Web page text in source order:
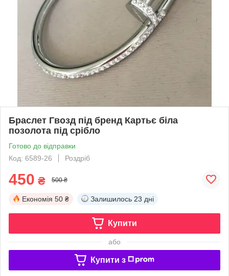
Браслет Гвозд під бренд Картьє біла
позолота під срібло
Готово до відправки
Код: 6589-26
Роздріб
450 ₴ 500 ₴
Економія 50 ₴ Залишилось 23 дні
Купити
або
Купити з